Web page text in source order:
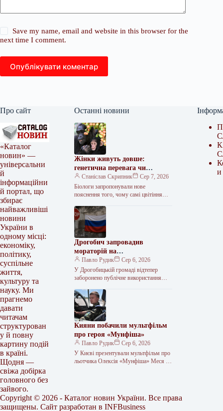
Save my name, email and website in this browser for the
next time I comment.
Опублікувати коментар
Про сайт
«Каталог
новин» —
універсальни
й
інформаційни
й портал, що
збирає
найважливіші
новини
України в
одному місці:
економіку,
політику,
суспільне
життя,
культуру та
науку. Ми
прагнемо
давати
читачам
структурован
у й повну
картину подій
в країні.
Щодня —
свіжа добірка
головного без
зайвого.
Останні новини
Жінки живуть довше:
генетична перевага чи
материнський інстинкт?
Станіслав Скрипник
Сер 7, 2026
Біологи запропонували нове
пояснення того, чому самі цвітіння
самі цвітіння, хоча вітрачають більше
ресурсів на…
Дрогобич запровадив
мораторій на
російськомовний культурний
продукт
Павло Рудик
Сер 6, 2026
У Дрогобицькій громаді відтепер
заборонено публічне використання
продукту. Таке рішення одноголосно
ухвалила міська рада у четвер, 6
серпня.…
Кияни побачили мультфільм
про героя «Мунфіша»
Павло Рудик
Сер 6, 2026
У Києві презентували мультфільм про
льотчика Олексія «Мунфіша» Меся У
и
Copyright © 2026 - Каталог новин України. Все права
защищены. Сайт разработан в INFBusiness